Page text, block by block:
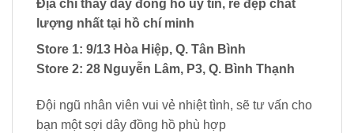
Địa chỉ thay dây đồng hồ uy tín, rẻ đẹp chất
lượng nhất tại hồ chí minh
Store 1: 9/13 Hòa Hiệp, Q. Tân Bình
Store 2: 28 Nguyễn Lâm, P3, Q. Bình Thạnh
Đội ngũ nhân viên vui vẻ nhiệt tình, sẽ tư vấn cho
bạn một sợi dây đồng hồ phù hợp